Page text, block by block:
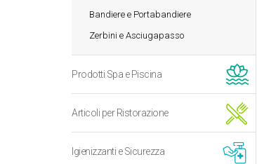
Bandiere e Portabandiere
Zerbini e Asciugapasso
Prodotti Spa e Piscina
Articoli per Ristorazione
Igienizzanti e Sicurezza